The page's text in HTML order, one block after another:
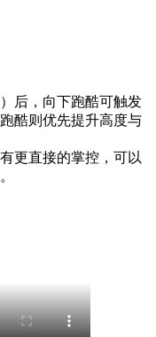
后，向下跑酷可触发
酷则优先提升高度与
更直接的掌控，可以